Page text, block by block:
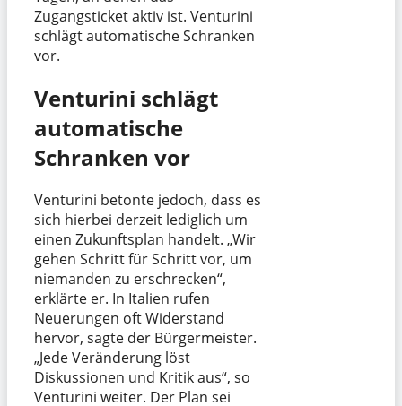
Zugangsticket aktiv ist. Venturini
schlägt automatische Schranken
vor.
Venturini schlägt
automatische
Schranken vor
Venturini betonte jedoch, dass es
sich hierbei derzeit lediglich um
einen Zukunftsplan handelt. „Wir
gehen Schritt für Schritt vor, um
niemanden zu erschrecken“,
erklärte er. In Italien rufen
Neuerungen oft Widerstand
hervor, sagte der Bürgermeister.
„Jede Veränderung löst
Diskussionen und Kritik aus“, so
Venturini weiter. Der Plan sei